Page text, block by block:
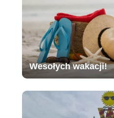
Wesołych wakacji!